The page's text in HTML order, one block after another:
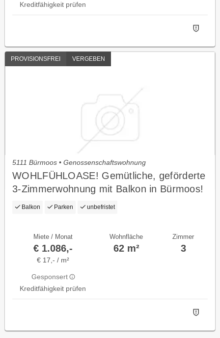
Kreditfähigkeit prüfen
PROVISIONSFREI VERGEBEN
5111 Bürmoos • Genossenschaftswohnung
WOHLFÜHLOASE! Gemütliche, geförderte
3-Zimmerwohnung mit Balkon in Bürmoos!
Mit hoher Wohnbeihilfe oder
Balkon Parken unbefristet
Miete / Monat
€ 1.086,-
€ 17,- / m²
Gesponsert
Kreditfähigkeit prüfen
Wohnfläche
62 m²
Zimmer
3